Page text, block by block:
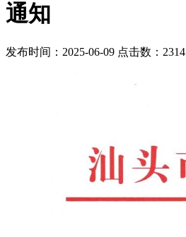
通知
发布时间：2025-06-09 点击数：2314